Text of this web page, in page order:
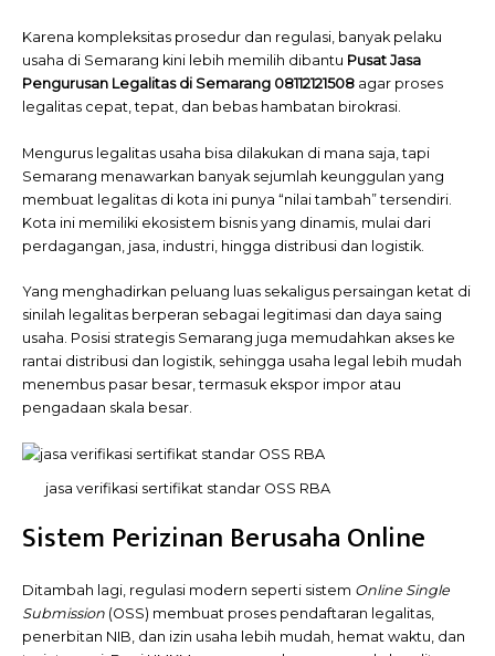
Karena kompleksitas prosedur dan regulasi, banyak pelaku
usaha di Semarang kini lebih memilih dibantu Pusat Jasa
Pengurusan Legalitas di Semarang 08112121508 agar proses
legalitas cepat, tepat, dan bebas hambatan birokrasi.
Mengurus legalitas usaha bisa dilakukan di mana saja, tapi
Semarang menawarkan banyak sejumlah keunggulan yang
membuat legalitas di kota ini punya “nilai tambah” tersendiri.
Kota ini memiliki ekosistem bisnis yang dinamis, mulai dari
perdagangan, jasa, industri, hingga distribusi dan logistik.
Yang menghadirkan peluang luas sekaligus persaingan ketat di
sinilah legalitas berperan sebagai legitimasi dan daya saing
usaha. Posisi strategis Semarang juga memudahkan akses ke
rantai distribusi dan logistik, sehingga usaha legal lebih mudah
menembus pasar besar, termasuk ekspor impor atau
pengadaan skala besar.
jasa verifikasi sertifikat standar OSS RBA
Sistem Perizinan Berusaha Online
Ditambah lagi, regulasi modern seperti sistem Online Single
Submission (OSS) membuat proses pendaftaran legalitas,
penerbitan NIB, dan izin usaha lebih mudah, hemat waktu, dan